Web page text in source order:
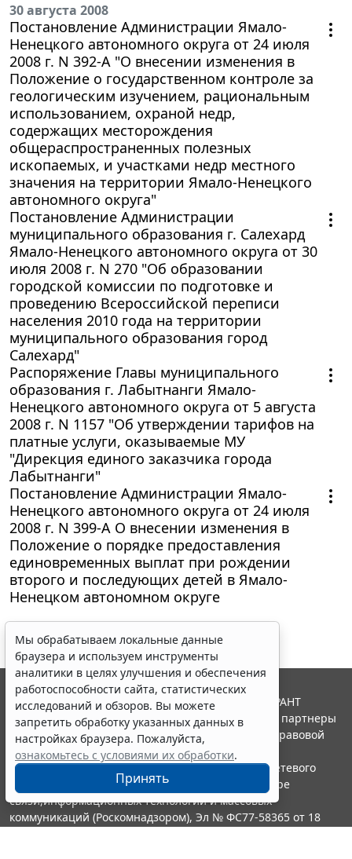
30 августа 2008
Постановление Администрации Ямало-
Ненецкого автономного округа от 24 июля
2008 г. N 392-А "О внесении изменения в
Положение о государственном контроле за
геологическим изучением, рациональным
использованием, охраной недр,
содержащих месторождения
общераспространенных полезных
ископаемых, и участками недр местного
значения на территории Ямало-Ненецкого
автономного округа"
Постановление Администрации
муниципального образования г. Салехард
Ямало-Ненецкого автономного округа от 30
июля 2008 г. N 270 "Об образовании
городской комиссии по подготовке и
проведению Всероссийской переписи
населения 2010 года на территории
муниципального образования город
Салехард"
Распоряжение Главы муниципального
образования г. Лабытнанги Ямало-
Ненецкого автономного округа от 5 августа
2008 г. N 1157 "Об утверждении тарифов на
платные услуги, оказываемые МУ
"Дирекция единого заказчика города
Лабытнанги"
Постановление Администрации Ямало-
Ненецкого автономного округа от 24 июля
2008 г. N 399-А О внесении изменения в
Положение о порядке предоставления
единовременных выплат при рождении
второго и последующих детей в Ямало-
Ненецком автономном округе
Мы обрабатываем локальные данные
браузера и используем инструменты
аналитики в целях улучшения и обеспечения
работоспособности сайта, статистических
исследований и обзоров. Вы можете
запретить обработку указанных данных в
настройках браузера. Пожалуйста,
ознакомьтесь с условиями их обработки.
Принять
© ООО "НПП "ГАРАНТ-СЕРВИС", 2026. Система ГАРАНТ
выпускается с 1990 года. Компания "Гарант" и ее партнеры
являются участниками Российской ассоциации правовой
информации ГАРАНТ.
Портал ГАРАНТ.РУ зарегистрирован в качестве сетевого
издания Федеральной службой по надзору в сфере
связи,информационных технологий и массовых
коммуникаций (Роскомнадзором), Эл № ФС77-58365 от 18